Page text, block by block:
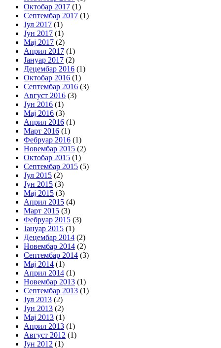
Октобар 2017 (1)
Септембар 2017 (1)
Јул 2017 (1)
Јун 2017 (1)
Мај 2017 (2)
Април 2017 (1)
Јануар 2017 (2)
Децембар 2016 (1)
Октобар 2016 (1)
Септембар 2016 (3)
Август 2016 (3)
Јун 2016 (1)
Мај 2016 (3)
Април 2016 (1)
Март 2016 (1)
Фебруар 2016 (1)
Новембар 2015 (2)
Октобар 2015 (1)
Септембар 2015 (5)
Јул 2015 (2)
Јун 2015 (3)
Мај 2015 (3)
Април 2015 (4)
Март 2015 (3)
Фебруар 2015 (3)
Јануар 2015 (1)
Децембар 2014 (2)
Новембар 2014 (2)
Септембар 2014 (3)
Мај 2014 (1)
Април 2014 (1)
Новембар 2013 (1)
Септембар 2013 (1)
Јул 2013 (2)
Јун 2013 (2)
Мај 2013 (1)
Април 2013 (1)
Август 2012 (1)
Јун 2012 (1)